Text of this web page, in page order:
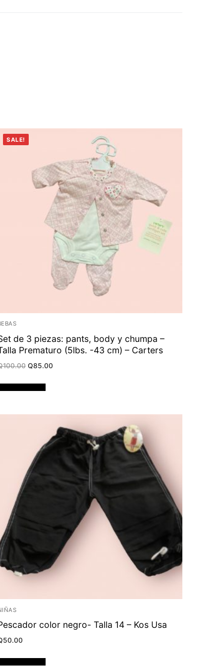
SALE!
de 3 piezas: pants, body y chumpa –
Prematuro (5lbs. -43 cm) – Carters
100.00 Original
Q100.00.
Q85.00Current
color negro- Talla 14 – Kos Usa
50.00